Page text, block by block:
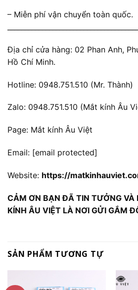
– Miễn phí vận chuyển toàn quốc.
Địa chỉ cửa hàng: 02 Phan Anh,
Hồ Chí Minh.
Hotline: 0948.751.510 (Mr. Thành)
Zalo: 0948.751.510 (Mắt kính Âu
Page: Mắt kính Âu Việt
Email: [email protected]
Website: https://
CẢM ƠN BẠN ĐÃ TIN TƯỞNG VÀ
KÍNH ÂU VIỆT LÀ NƠI GỬI GẮM
SẢN PHẨM TƯƠNG TỰ